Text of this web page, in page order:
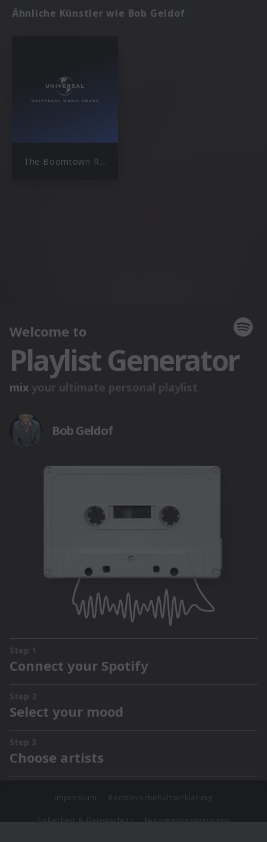
Ähnliche Künstler wie Bob Geldof
The Boomtown Rats
Impressum Rechtevorbehaltserklärung
Sicherheit & Datenschutz Nutzungsbedingungen